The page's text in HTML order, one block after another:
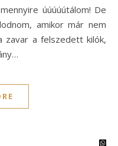
amikor már nem
zavar a felszedett kilók,